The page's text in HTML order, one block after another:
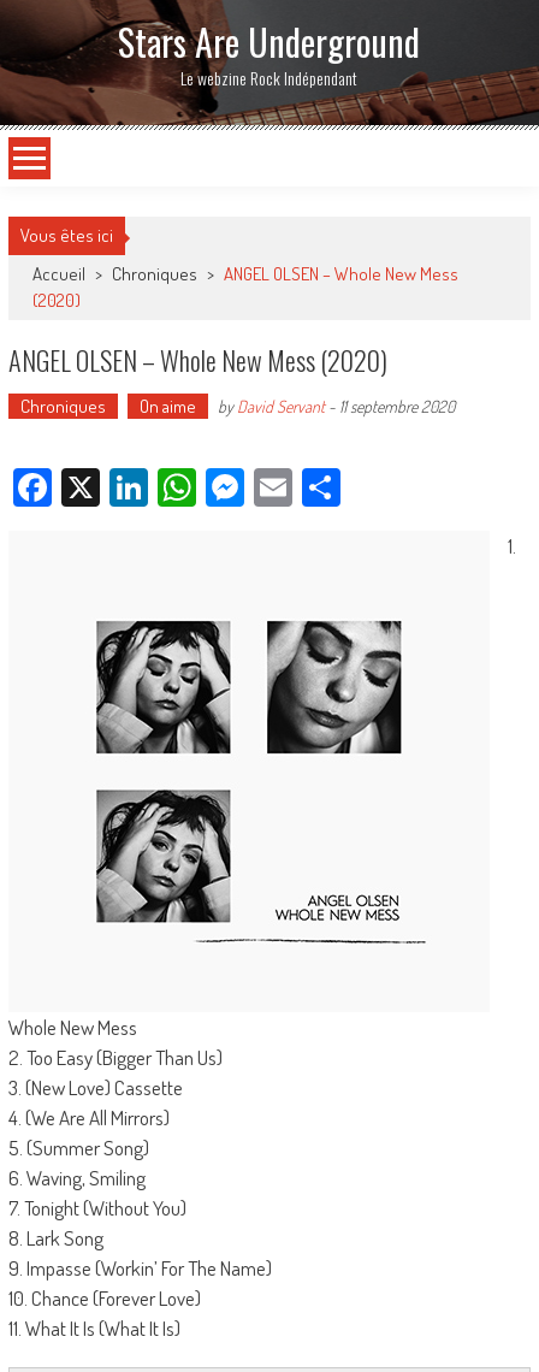
Stars Are Underground
Le webzine Rock Indépendant
Vous êtes ici
Accueil > Chroniques > ANGEL OLSEN – Whole New Mess
(2020)
ANGEL OLSEN – Whole New Mess (2020)
Chroniques On aime byDavid Servant- 11 septembre 2020
Facebook
X LinkedIn
WhatsApp
Messenger
EmailPartager
1.
Whole New Mess
2. Too Easy (Bigger Than Us)
3. (New Love) Cassette
4. (We Are All Mirrors)
5. (Summer Song)
6. Waving, Smiling
7. Tonight (Without You)
8. Lark Song
9. Impasse (Workin’ For The Name)
10. Chance (Forever Love)
11. What It Is (What It Is)